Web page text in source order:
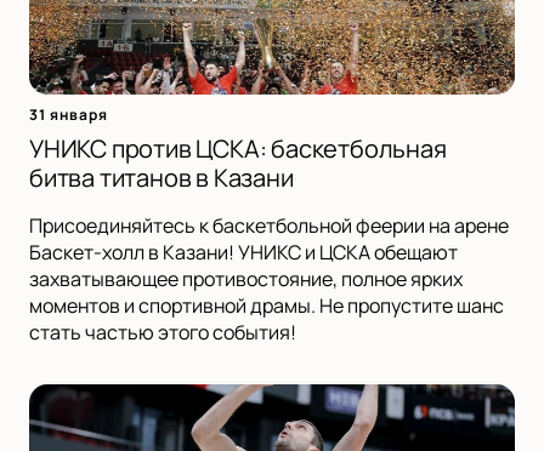
31 января
УНИКС против ЦСКА: баскетбольная
битва титанов в Казани
Присоединяйтесь к баскетбольной феерии на арене
Баскет-холл в Казани! УНИКС и ЦСКА обещают
захватывающее противостояние, полное ярких
моментов и спортивной драмы. Не пропустите шанс
стать частью этого события!